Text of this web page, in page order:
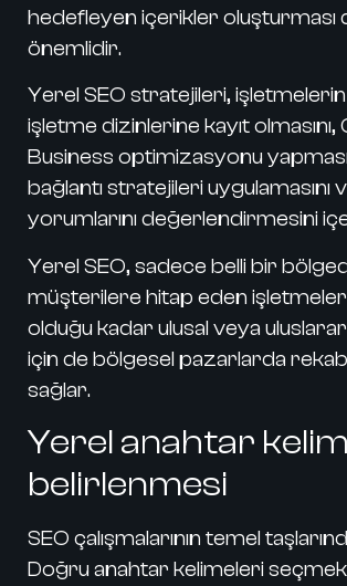
hedefleyen içerikler oluşturması
önemlidir.
Yerel SEO stratejileri,
işletme dizinlerine kayıt
Business optimizasyonu
bağlantı stratejileri uygulamasını
yorumlarını değerlendirmesini
Yerel SEO, sadece belli bir
müşterilere hitap eden
olduğu kadar ulusal veya
için de bölgesel pazarlarda
sağlar.
Yerel anahtar
belirlenmesi
SEO çalışmalarının temel
Doğru anahtar kelimeleri